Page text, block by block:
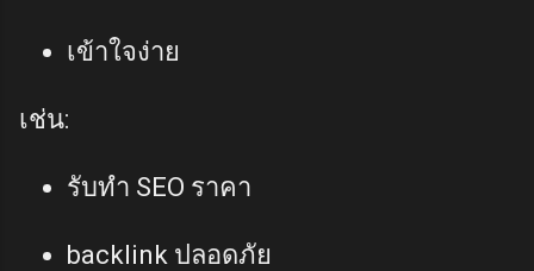
เข้าใจง่าย
เช่น:
รับทำ SEO ราคา
backlink ปลอดภัย